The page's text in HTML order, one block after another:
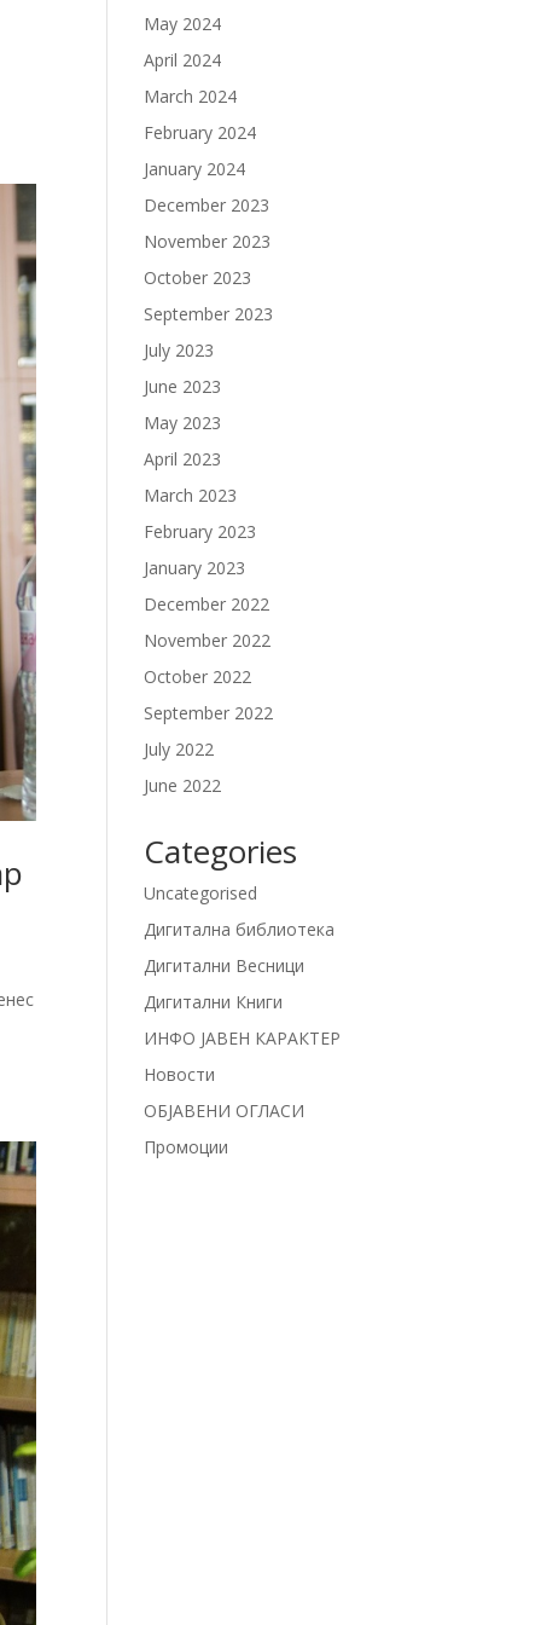
May 2024
April 2024
March 2024
February 2024
January 2024
December 2023
November 2023
October 2023
September 2023
July 2023
June 2023
May 2023
April 2023
March 2023
February 2023
January 2023
December 2022
November 2022
October 2022
September 2022
July 2022
June 2022
Categories
Uncategorised
Дигитална библиотека
Дигитални Весници
Дигитални Книги
ИНФО ЈАВЕН КАРАКТЕР
Новости
ОБЈАВЕНИ ОГЛАСИ
Промоции